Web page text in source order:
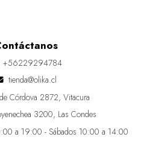
+56229294784
tienda@olika.cl
Córdova 2872, Vitacura
3200, Las Condes
a 19:00 - Sábados 10:00 a 14:00